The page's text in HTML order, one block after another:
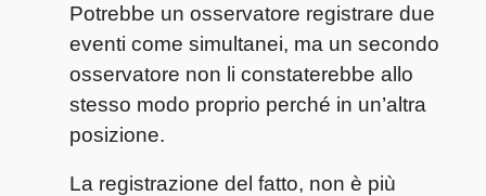
Potrebbe un osservatore registrare due
eventi come simultanei, ma un secondo
osservatore non li constaterebbe allo
stesso modo proprio perché in un’altra
posizione.
La registrazione del fatto, non è più